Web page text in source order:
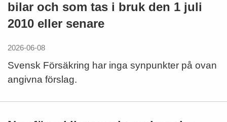
bilar och som tas i bruk den 1 juli
2010 eller senare
2026-06-08
Svensk Försäkring har inga synpunkter på ovan
angivna förslag.